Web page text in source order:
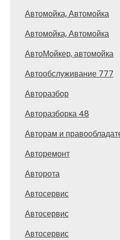
Автомойка, Автомойка
Автомойка, Автомойка
АвтоМойкер, автомойка
Автообслуживание 777
Авторазбор
Авторазборка 48
Авторам и
Авторемонт
Авторота
Автосервис
Автосервис
Автосервис